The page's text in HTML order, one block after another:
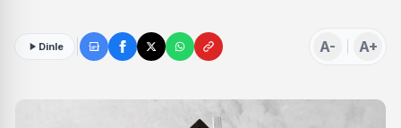
Dinle A- A+